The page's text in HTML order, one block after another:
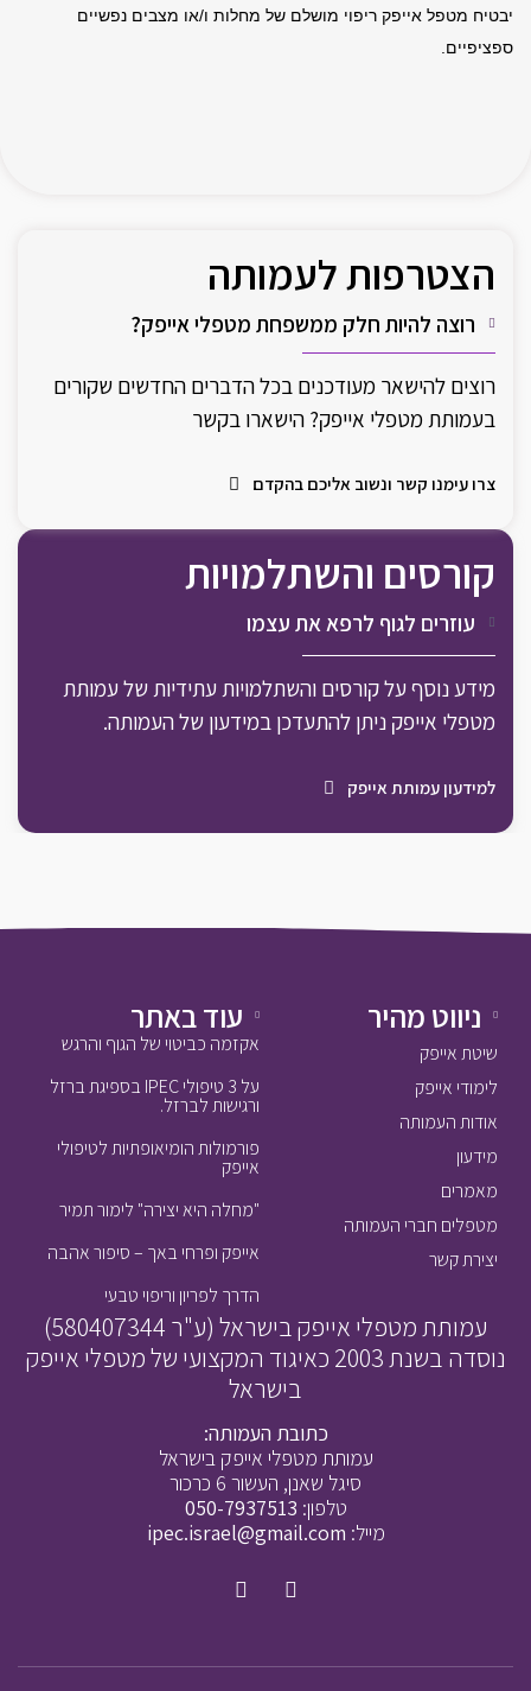
קורסים והשתלמויות
עוזרים לגוף לרפא את עצמו
מידע נוסף על קורסים והשתלמויות עתידיות של עמותת
מטפלי אייפק ניתן להתעדכן במידעון של העמותה.
למידעון עמותת אייפק
הצטרפות לעמותה
רוצה להיות חלק ממשפחת מטפלי אייפק?
רוצים להישאר מעודכנים בכל הדברים החדשים שקורים
בעמותת מטפלי אייפק? הישארו בקשר
צרו עימנו קשר ונשוב אליכם בהקדם
יבטיח מטפל אייפק ריפוי מושלם של מחלות ו/או מצבים נפשיים
ספציפיים.
ניווט מהיר
שיטת אייפק
לימודי אייפק
אודות העמותה
מידעון
מאמרים
מטפלים חברי העמותה
יצירת קשר
עוד באתר
אקזמה כביטוי של הגוף והרגש
על 3 טיפולי IPEC בספיגת ברזל
ורגישות לברזל.
פורמולות הומיאופתיות לטיפולי
אייפק
"מחלה היא יצירה" לימור תמיר
אייפק ופרחי באך – סיפור אהבה
הדרך לפריון וריפוי טבעי
עמותת מטפלי אייפק בישראל (ע"ר 580407344)
נוסדה בשנת 2003 כאיגוד המקצועי של מטפלי אייפק
בישראל
כתובת העמותה:
עמותת מטפלי אייפק בישראל
סיגל שאנן, העשור 6 כרכור
טלפון: 050-7937513
מייל: ipec.israel@gmail.com